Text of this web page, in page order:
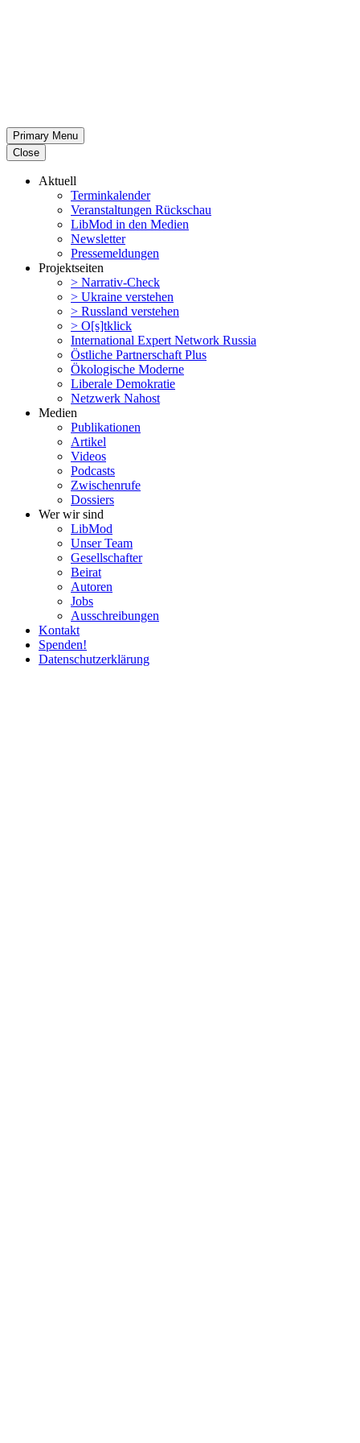
Primary Menu
Close
Aktuell
Termin­ka­lender
Veran­stal­tungen Rückschau
LibMod in den Medien
Newsletter
Presse­mel­dungen
Projekt­seiten
> Narrativ-Check
> Ukraine verstehen
> Russland verstehen
> O[s]tklick
Inter­na­tional Expert Network Russia
Östliche Partner­schaft Plus
Ökolo­gische Moderne
Liberale Demokratie
Netzwerk Nahost
Medien
Publi­ka­tionen
Artikel
Videos
Podcasts
Zwischenrufe
Dossiers
Wer wir sind
LibMod
Unser Team
Gesell­schafter
Beirat
Autoren
Jobs
Ausschrei­bungen
Kontakt
Spenden!
Daten­schutz­er­klärung